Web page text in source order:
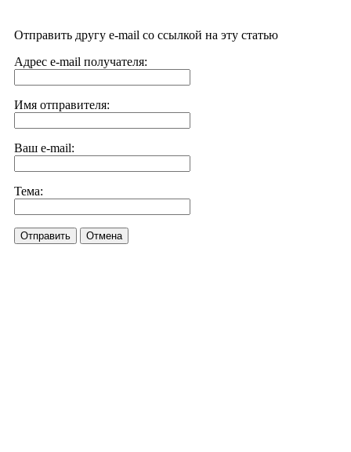
Отправить другу e-mail со ссылкой на эту статью
Адрес e-mail получателя:
Имя отправителя:
Ваш e-mail:
Тема:
Отправить Отмена